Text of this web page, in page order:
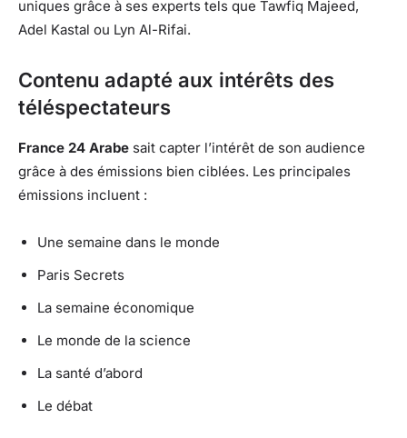
uniques grâce à ses experts tels que Tawfiq Majeed,
Adel Kastal ou Lyn Al-Rifai.
Contenu adapté aux intérêts des
téléspectateurs
France 24 Arabe sait capter l’intérêt de son audience
grâce à des émissions bien ciblées. Les principales
émissions incluent :
Une semaine dans le monde
Paris Secrets
La semaine économique
Le monde de la science
La santé d’abord
Le débat